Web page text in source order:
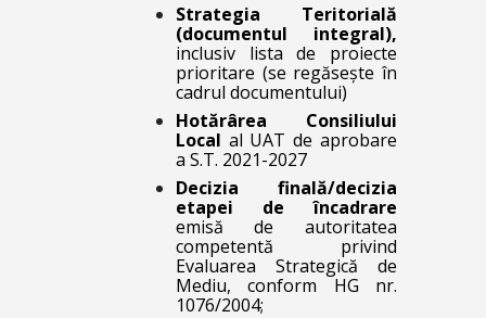
Strategia Teritorială
(documentul integral),
inclusiv lista de proiecte
prioritare (se regăsește în
cadrul documentului)
Hotărârea Consiliului
Local al UAT de aprobare
a S.T. 2021-2027
Decizia finală/decizia
etapei de încadrare
emisă de autoritatea
competentă privind
Evaluarea Strategică de
Mediu, conform HG nr.
1076/2004;